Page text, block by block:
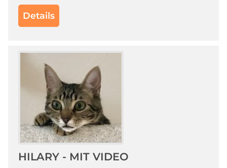
Details
HILARY - MIT VIDEO